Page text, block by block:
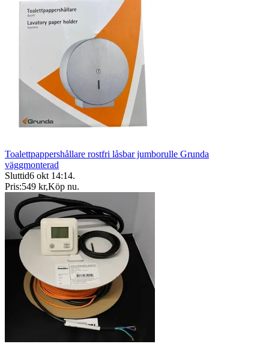
Toalettpappershållare rostfri låsbar jumborulle Grunda
väggmonterad
Sluttid6 okt 14:14.
Pris:549 kr,Köp nu.